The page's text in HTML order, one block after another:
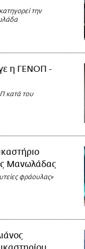
την
η ΓΕΝΟΠ -
κατά του
Μανωλάδας
φράουλας»